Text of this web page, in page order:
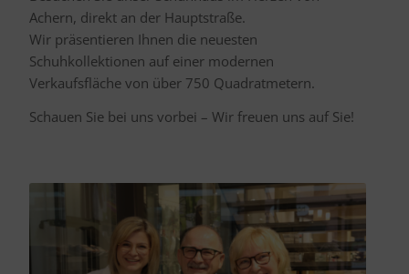
Achern, direkt an der Hauptstraße.
Wir präsentieren Ihnen die neuesten
Schuhkollektionen auf einer modernen
Verkaufsfläche von über 750 Quadratmetern.
Schauen Sie bei uns vorbei – Wir freuen uns auf Sie!